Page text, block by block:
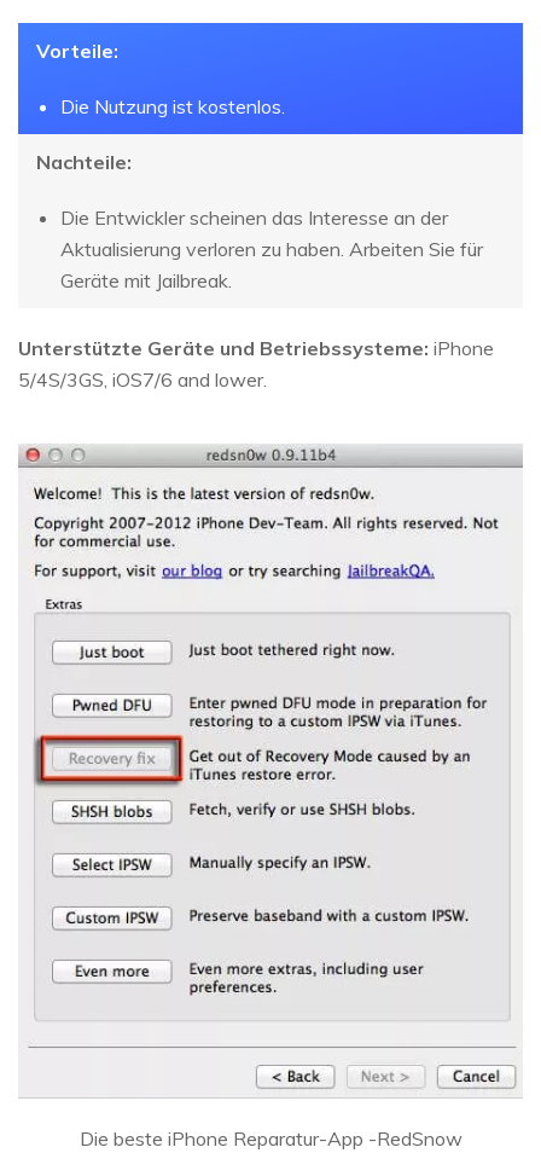
Vorteile:
Die Nutzung ist kostenlos.
Nachteile:
Die Entwickler scheinen das Interesse an der
Aktualisierung verloren zu haben. Arbeiten Sie für
Geräte mit Jailbreak.
Unterstützte Geräte und Betriebssysteme: iPhone
5/4S/3GS, iOS7/6 and lower.
Die beste iPhone Reparatur-App -RedSnow